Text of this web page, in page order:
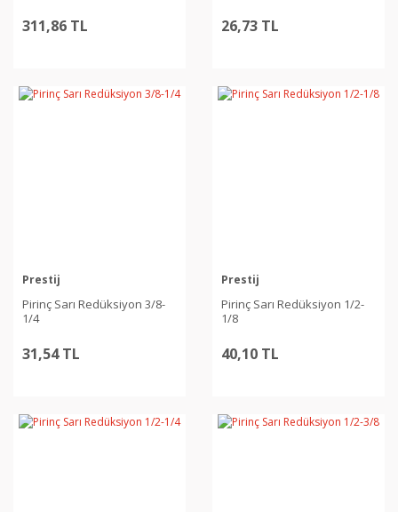
311,86 TL 26,73 TL
Prestij
Pirinç Sarı Redüksiyon 3/8-
1/4
31,54 TL
Prestij
Pirinç Sarı Redüksiyon 1/2-
1/8
40,10 TL